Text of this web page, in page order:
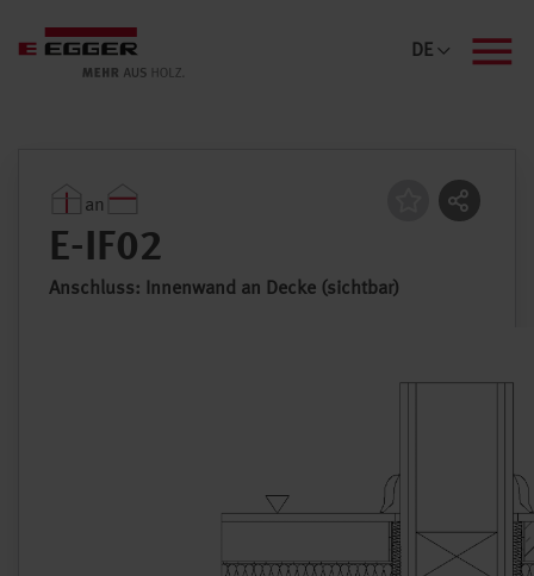
DE
an
Regeldetail
E-IF02
Anschluss: Innenwand an Decke (sichtbar)